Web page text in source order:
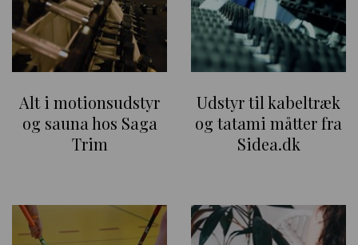
Alt i motionsudstyr
og sauna hos Saga
Trim
Udstyr til kabeltræk
og tatami måtter fra
Sidea.dk